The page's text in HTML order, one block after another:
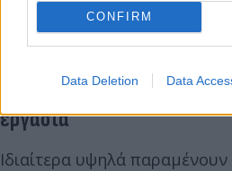
CONFIRM
Data Deletion Data
αυτόματες διασταυρώσεις,
τα περιθώρια
Εκατοντάδες παραβάσεις
εργασία
Ιδιαίτερα υψηλά